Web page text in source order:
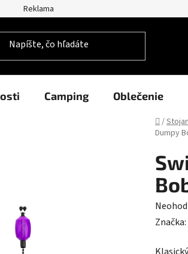
Reklamačný poriadok
Camping Oblečenie
Domov
/
Dumpy
Značka: